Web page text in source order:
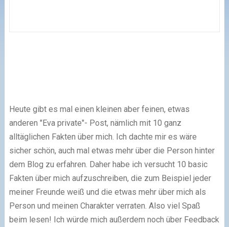
Heute gibt es mal einen kleinen aber feinen, etwas
anderen "Eva private"- Post, nämlich mit 10 ganz
alltäglichen Fakten über mich. Ich dachte mir es wäre
sicher schön, auch mal etwas mehr über die Person hinter
dem Blog zu erfahren. Daher habe ich versucht 10 basic
Fakten über mich aufzuschreiben, die zum Beispiel jeder
meiner Freunde weiß und die etwas mehr über mich als
Person und meinen Charakter verraten. Also viel Spaß
beim lesen! Ich würde mich außerdem noch über Feedback